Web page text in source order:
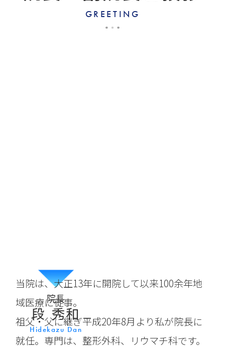
GREETING
院長
段 秀和
Hidekazu Dan
当院は、大正13年に開院して以来100余年地
域医療に従事。
祖父・父に継ぎ平成20年8月より私が院長に
就任。専門は、整形外科、リウマチ科です。